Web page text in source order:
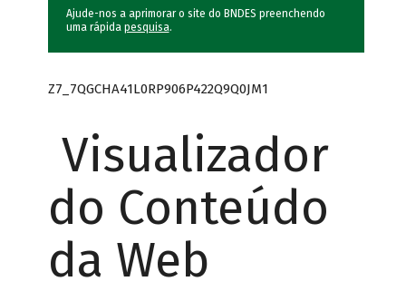
Ajude-nos a aprimorar o site do BNDES preenchendo
uma rápida pesquisa.
Z7_7QGCHA41L0RP906P422Q9Q0JM1
Visualizador
do Conteúdo
da Web